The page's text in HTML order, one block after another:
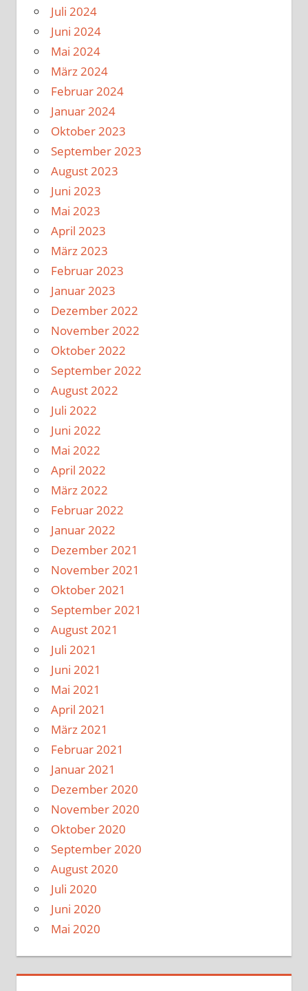
Juli 2024
Juni 2024
Mai 2024
März 2024
Februar 2024
Januar 2024
Oktober 2023
September 2023
August 2023
Juni 2023
Mai 2023
April 2023
März 2023
Februar 2023
Januar 2023
Dezember 2022
November 2022
Oktober 2022
September 2022
August 2022
Juli 2022
Juni 2022
Mai 2022
April 2022
März 2022
Februar 2022
Januar 2022
Dezember 2021
November 2021
Oktober 2021
September 2021
August 2021
Juli 2021
Juni 2021
Mai 2021
April 2021
März 2021
Februar 2021
Januar 2021
Dezember 2020
November 2020
Oktober 2020
September 2020
August 2020
Juli 2020
Juni 2020
Mai 2020